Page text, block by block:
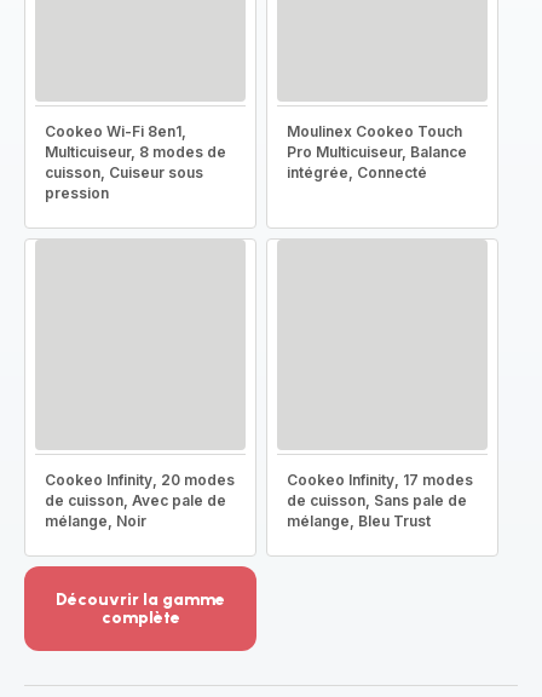
Cookeo Wi-Fi 8en1,
Multicuiseur, 8 modes de
cuisson, Cuiseur sous
pression
Moulinex Cookeo Touch
Pro Multicuiseur, Balance
intégrée, Connecté
Cookeo Infinity, 20 modes
de cuisson, Avec pale de
mélange, Noir
Cookeo Infinity, 17 modes
de cuisson, Sans pale de
mélange, Bleu Trust
Découvrir la gamme
complète
-